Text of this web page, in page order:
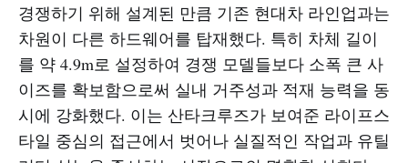
경쟁하기 위해 설계된 만큼 기존 현대차 라인업과는
차원이 다른 하드웨어를 탑재했다. 특히 차체 길이
를 약 4.9m로 설정하여 경쟁 모델들보다 소폭 큰 사
이즈를 확보함으로써 실내 거주성과 적재 능력을 동
시에 강화했다. 이는 산타크루즈가 보여준 라이프스
타일 중심의 접근에서 벗어나 실질적인 작업과 유틸